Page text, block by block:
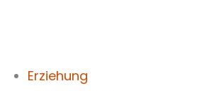
Erziehung